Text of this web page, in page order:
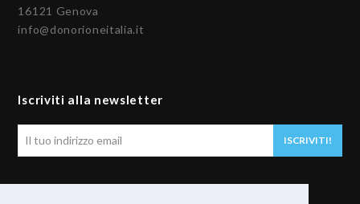
16121 Genova
info@donorioneitalia.it
Iscriviti alla newsletter
ISCRIVITI!